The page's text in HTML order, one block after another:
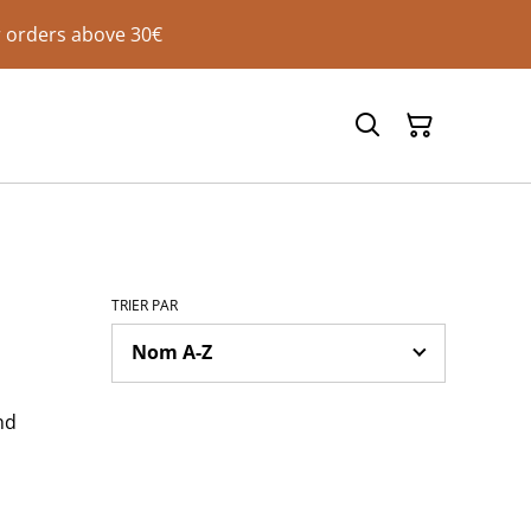
above 30€
TRIER PAR